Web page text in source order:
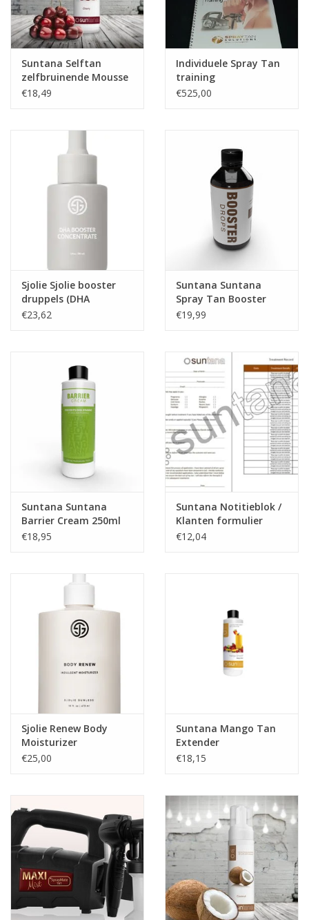
Suntana Selftan
zelfbruinende Mousse
Cherry - medium tan
€18,49
Individuele Spray Tan
training
€525,00
Sjolie Sjolie booster
druppels (DHA
druppels)
€23,62
Suntana Suntana
Spray Tan Booster
Drops
€19,99
Suntana Suntana
Barrier Cream 250ml
€18,95
Suntana Notitieblok /
Klanten formulier
€12,04
Sjolie Renew Body
Moisturizer
€25,00
Suntana Mango Tan
Extender
€18,15